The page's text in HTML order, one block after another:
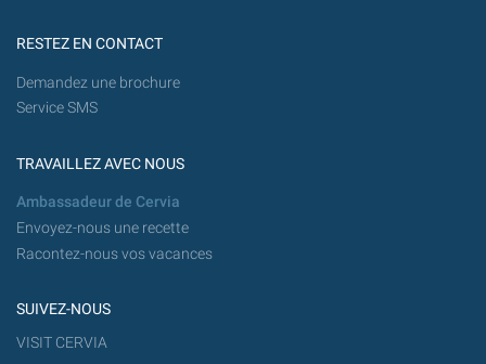
RESTEZ EN CONTACT
Demandez une brochure
Service SMS
TRAVAILLEZ AVEC NOUS
Ambassadeur de Cervia
Envoyez-nous une recette
Racontez-nous vos vacances
SUIVEZ-NOUS
VISIT CERVIA